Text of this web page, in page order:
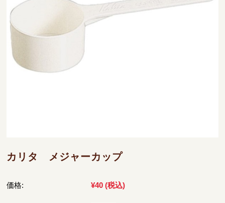
カリタ メジャーカップ
価格: ¥40 (税込)